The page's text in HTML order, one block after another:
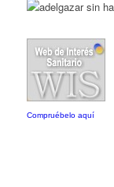
Compruébelo aquí